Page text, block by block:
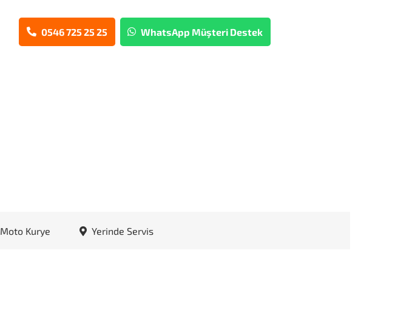
0546 725 25 25 WhatsApp Müşteri Destek
Moto Kurye Yerinde Servis